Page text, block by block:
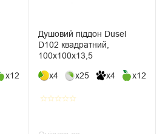
x12
Душовий піддон Dusel
D102 квадратний,
100х100х13,5
x4 x25 x4 x12
star_borderstar_borderstar_borderstar_borderstar_border